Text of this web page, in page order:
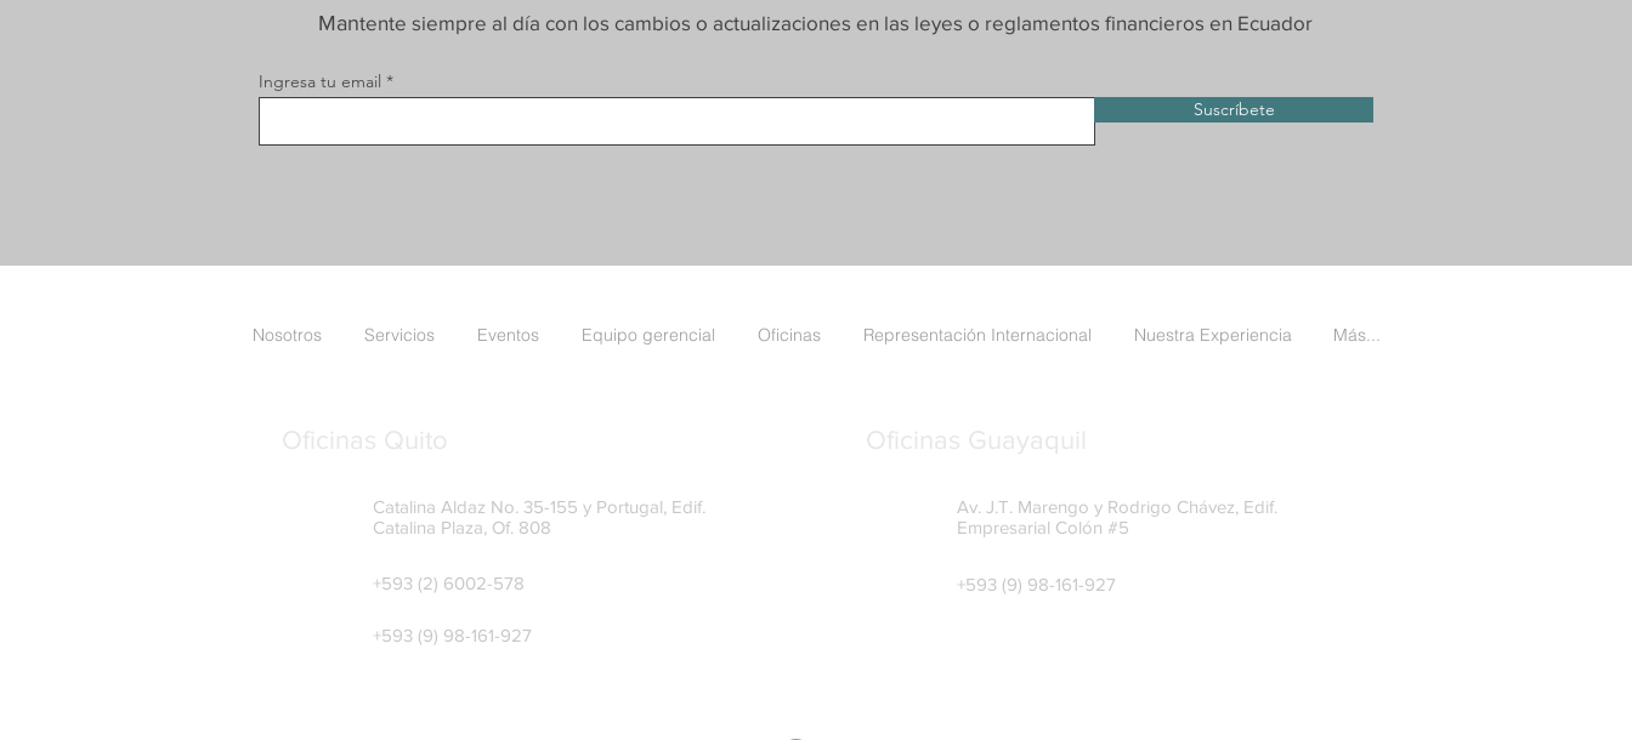
Mantente siempre al día con los cambios o actualizaciones en las leyes o reglamentos financieros en Ecuador
Ingresa tu email
Suscríbete
Nosotros Servicios Eventos Equipo gerencial Oficinas Representación Internacional Nuestra Experiencia Más...
Oficinas Quito
Catalina Aldaz No. 35-155 y Portugal, Edif.
Catalina Plaza, Of. 808
+593 (2) 6002-578
+593 (9) 98-161-927
Oficinas Guayaquil
Av. J.T. Marengo y Rodrigo Chávez, Edif.
Empresarial Colón #5
+593 (9) 98-161-927